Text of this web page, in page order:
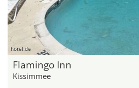
hotel.de
Flamingo Inn
Kissimmee